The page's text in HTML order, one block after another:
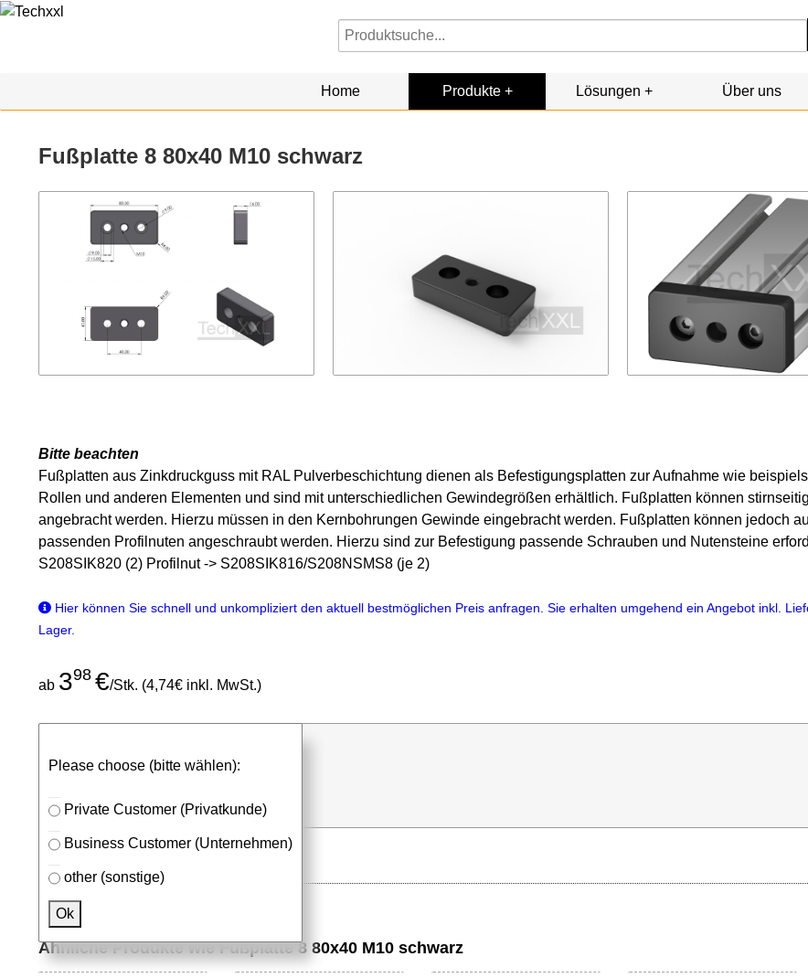
Home Produkte Lösungen Über uns
Fußplatte 8 80x40 M10 schwarz
Bitte beachten
Fußplatten aus Zinkdruckguss mit RAL Pulverbeschichtung dienen als Befestigungsplatten zur Aufnahme wie
Rollen und anderen Elementen und sind mit unterschiedlichen Gewindegrößen erhältlich. Fußplatten können
angebracht werden. Hierzu müssen in den Kernbohrungen Gewinde eingebracht werden. Fußplatten können jedoch
passenden Profilnuten angeschraubt werden. Hierzu sind zur Befestigung passende Schrauben und Nutensteine
S208SIK820 (2) Profilnut -> S208SIK816/S208NSMS8 (je 2)
Hier können Sie schnell und unkompliziert den aktuell bestmöglichen Preis anfragen. Sie erhalten umgehend ein Angebot inkl.
Lager.
ab 398 €/Stk. (4,74€ inkl. MwSt.)
Please choose (bitte wählen):
Private Customer (Privatkunde)
Business Customer (Unternehmen)
other (sonstige)
Ok
⮮
Stk. in Anfrageliste
Ähnliche Produkte wie Fußplatte 8 80x40 M10 schwarz